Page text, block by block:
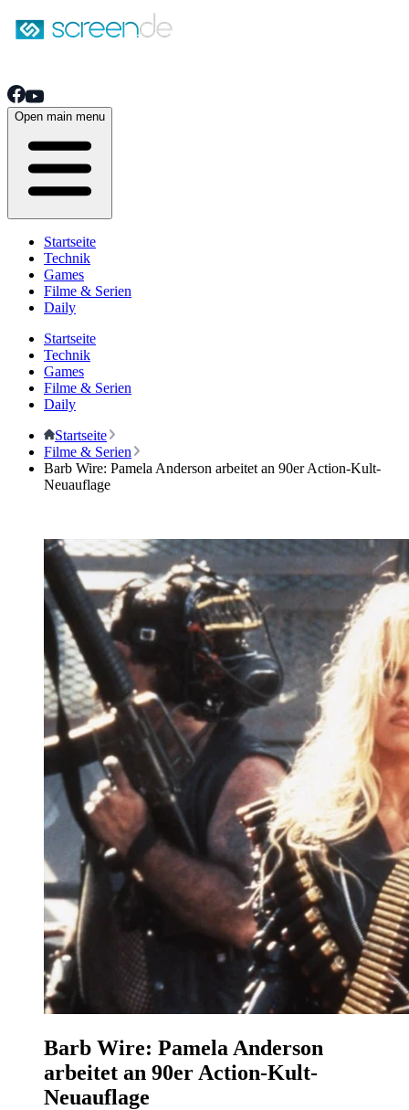
Open main menu
Startseite
Technik
Games
Filme & Serien
Daily
Startseite
Technik
Games
Filme & Serien
Daily
Startseite
Filme & Serien
Barb Wire: Pamela Anderson arbeitet an 90er Action-Kult-
Neuauflage
Barb Wire: Pamela Anderson
arbeitet an 90er Action-Kult-
Neuauflage